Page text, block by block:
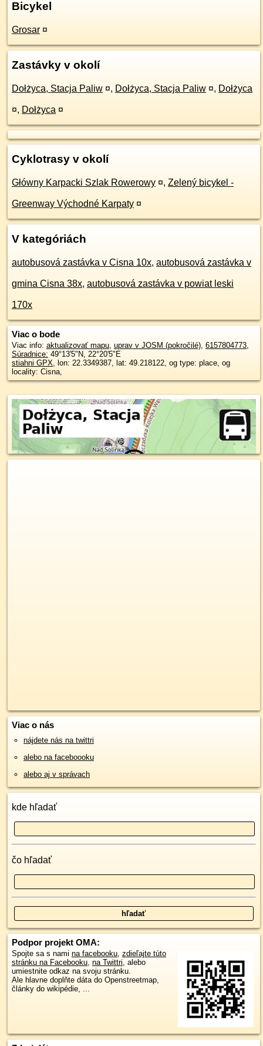
Bicykel
Grosar ¤
Zastávky v okolí
Dołżyca, Stacja Paliw ¤, Dołżyca, Stacja Paliw ¤, Dołżyca
¤, Dołżyca ¤
Cyklotrasy v okolí
Główny Karpacki Szlak Rowerowy ¤, Zelený bicykel -
Greenway Východné Karpaty ¤
V kategóriách
autobusová zastávka v Cisna 10x, autobusová zastávka v
gmina Cisna 38x, autobusová zastávka v powiat leski
170x
Viac o bode
Viac info: aktualizovať mapu, uprav v JOSM (pokročilé), 6157804773,
Súradnice: 49°13'5"N, 22°20'5"E
stiahni GPX, lon: 22.3349387, lat: 49.218122, og type: place, og
locality: Cisna,
Viac o nás
nájdete nás na twittri
alebo na faceboooku
alebo aj v správach
kde hľadať
čo hľadať
Podpor projekt OMA:
Spojte sa s nami na facebooku, zdieľajte túto
stránku na Facebooku, na Twittri, alebo
umiestnite odkaz na svoju stránku.
Ale hlavne doplňte dáta do Openstreetmap,
články do wikipédie, ...